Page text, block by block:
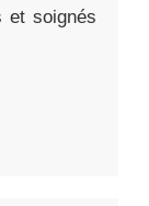
et soignés